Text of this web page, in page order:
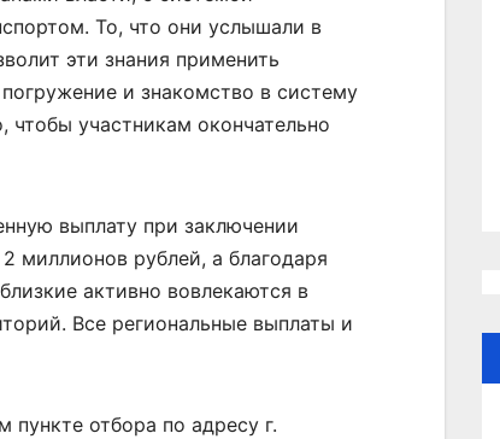
То, что они услышали в
эти знания применить
и знакомство в систему
участникам окончательно
выплату при заключении
миллионов рублей, а благодаря
активно вовлекаются в
Все региональные выплаты и
отбора по адресу г.